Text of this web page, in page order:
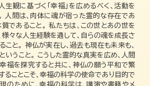
生観に基づく「幸福」を広めるべく、活動を
人間は、肉体に魂が宿った霊的な存在であ
質であること。 私たちは、この世とあの世を
様々な人生経験を通して、自らの魂を成長さ
こと。 神仏が実在し、過去も現在も未来も、
いうこと。 こうした霊的な真実を広め、人間
福を探究すると共に、神仏の願う平和で繁
ることこそ、幸福の科学の使命であり目的で
のために、幸福の科学は、講演や書籍やメ